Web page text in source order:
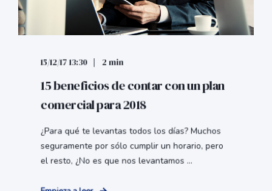
15/12/17 13:30 2 min
15 beneficios de contar con un plan
comercial para 2018
¿Para qué te levantas todos los días? Muchos
seguramente por sólo cumplir un horario, pero
el resto, ¿No es que nos levantamos ...